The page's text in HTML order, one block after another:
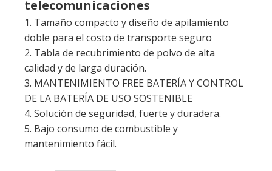
3. MANTENIMIENTO FREE BATERÍA Y CONTROL
DE LA BATERÍA DE USO SOSTENIBLE
4. Solución de seguridad, fuerte y duradera.
5. Bajo consumo de combustible y
mantenimiento fácil.
Detalles